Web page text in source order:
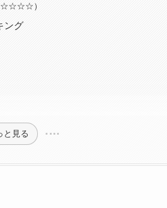
★☆☆☆☆）
ング
と見る